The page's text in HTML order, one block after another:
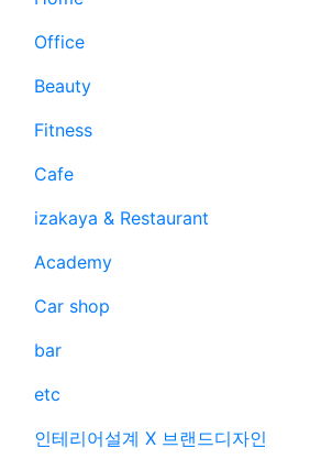
Office
Beauty
Fitness
Cafe
izakaya & Restaurant
Academy
Car shop
bar
etc
인테리어설계 X 브랜드디자인